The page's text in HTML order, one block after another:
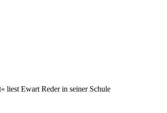
liest Ewart Reder in seiner Schule